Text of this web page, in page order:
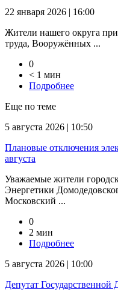
22 января 2026 | 16:00
Жители нашего округа
труда, Вооружённых ...
0
< 1 мин
Подробнее
Еще по теме
5 августа 2026 | 10:50
Плановые отключения
августа
Уважаемые жители
Энергетики
Московский ...
0
2 мин
Подробнее
5 августа 2026 | 10:00
Депутат